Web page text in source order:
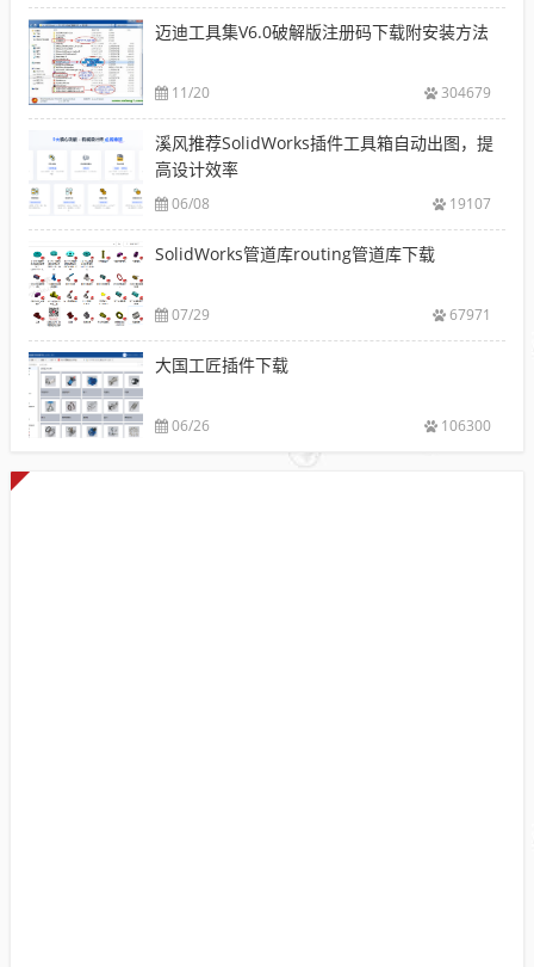
迈迪工具集V6.0破解版注册码下载附安装方法
11/20 304679
溪风推荐SolidWorks插件工具箱自动出图，提
高设计效率
06/08 19107
SolidWorks管道库routing管道库下载
07/29 67971
大国工匠插件下载
06/26 106300